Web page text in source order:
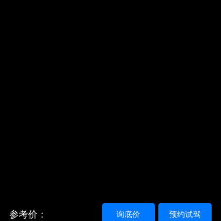
参考价： 预约试驾
询底价